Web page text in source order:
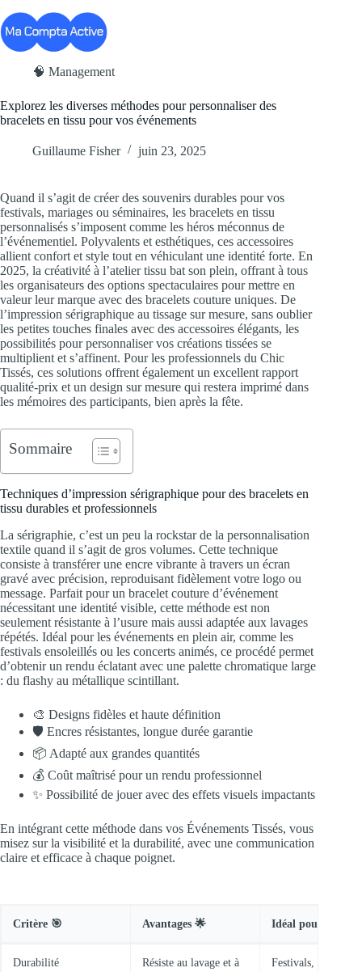
au
contenu
🧠 Management
Explorez les diverses méthodes pour personnaliser des
bracelets en tissu pour vos événements
Guillaume Fisher juin 23, 2025
Quand il s’agit de créer des souvenirs durables pour vos
festivals, mariages ou séminaires, les bracelets en tissu
personnalisés s’imposent comme les héros méconnus de
l’événementiel. Polyvalents et esthétiques, ces accessoires
allient confort et style tout en véhiculant une identité forte. En
2025, la créativité à l’atelier tissu bat son plein, offrant à tous
les organisateurs des options spectaculaires pour mettre en
valeur leur marque avec des bracelets couture uniques. De
l’impression sérigraphique au tissage sur mesure, sans oublier
les petites touches finales avec des accessoires élégants, les
possibilités pour personnaliser vos créations tissées se
multiplient et s’affinent. Pour les professionnels du Chic
Tissés, ces solutions offrent également un excellent rapport
qualité-prix et un design sur mesure qui restera imprimé dans
les mémoires des participants, bien après la fête.
Sommaire
Techniques d’impression sérigraphique pour des bracelets en
tissu durables et professionnels
La sérigraphie, c’est un peu la rockstar de la personnalisation
textile quand il s’agit de gros volumes. Cette technique
consiste à transférer une encre vibrante à travers un écran
gravé avec précision, reproduisant fidèlement votre logo ou
message. Parfait pour un bracelet couture d’événement
nécessitant une identité visible, cette méthode est non
seulement résistante à l’usure mais aussi adaptée aux lavages
répétés. Idéal pour les événements en plein air, comme les
festivals ensoleillés ou les concerts animés, ce procédé permet
d’obtenir un rendu éclatant avec une palette chromatique large
: du flashy au métallique scintillant.
🎨 Designs fidèles et haute définition
🛡️ Encres résistantes, longue durée garantie
📦 Adapté aux grandes quantités
💰 Coût maîtrisé pour un rendu professionnel
✨ Possibilité de jouer avec des effets visuels impactants
En intégrant cette méthode dans vos Événements Tissés, vous
misez sur la visibilité et la durabilité, avec une communication
claire et efficace à chaque poignet.
Critère 🎯 Avantages 🌟 Idéal pour…
Durabilité
Résiste au lavage et à
Festivals, salons,